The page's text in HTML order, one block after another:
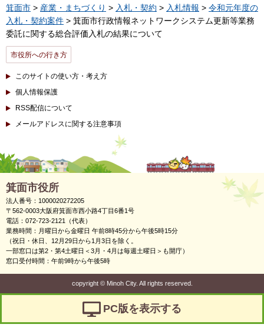
箕面市 > 産業・まちづくり > 入札・契約 > 入札情報 > 令和元年度の
入札・契約案件 > 箕面市行政情報ネットワークシステム更新等業務
委託に関する総合評価入札の結果について
市役所への行き方
このサイトの使い方・考え方
個人情報保護
RSS配信について
メールアドレスに関する注意事項
箕面市役所
法人番号：1000020272205
〒562-0003大阪府箕面市西小路4丁目6番1号
電話：072-723-2121（代表）
業務時間：月曜日から金曜日 午前8時45分から午後5時15分
（祝日・休日、12月29日から1月3日を除く。
一部窓口は第2・第4土曜日＜3月・4月は毎週土曜日＞も開庁）
窓口受付時間：午前9時から午後5時
copyright ©Minoh City. All rights reserved.
PC版を表示する